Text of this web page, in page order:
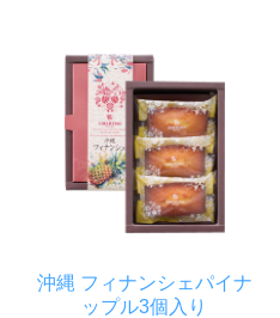
沖縄 フィナンシェパイナ
ップル3個入り